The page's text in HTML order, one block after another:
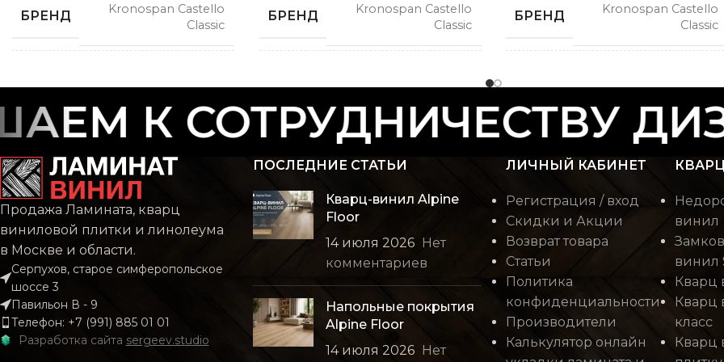
БРЕНД
Kronospan Castello
Classic
Замковой
КОЛЛЕКЦИЯ Castello Classic
КОЛИЧЕСТВО КВ. М В
УПАКОВКЕ
КЛАСС
БРЕНД
Kronospan Castello
Classic
Замковой
РИСУНОК
КОЛЛЕКЦИЯ Castello Classic
КОЛИЧЕСТВО КВ. М В
УПАКОВКЕ
КЛАСС
БРЕНД
Kronospan Castello
Classic
Замковой
КОЛЛЕКЦИЯ Castello Classic
КОЛИЧЕСТВО КВ. М В
УПАКОВКЕ
2.22
КЛАСС 32 класс
К СОТРУДНИЧЕСТВУ
Продажа Ламината, кварц
виниловой плитки и линолеума
в Москве и области.
Серпухов, старое симферопольское
шоссе 3
Павильон В - 9
Телефон: +7 (991) 885 01 01
Разработка сайта sergeev.studio
ПОСЛЕДНИЕ СТАТЬИ
Кварц-винил Alpine
Floor
14 июля 2026 Нет
комментариев
Напольные покрытия
Alpine Floor
14 июля 2026 Нет
ЛИЧНЫЙ КАБИНЕТ
Регистрация / вход
Скидки и Акции
Возврат товара
Статьи
Политика
конфиденциальности
Производители
Калькулятор онлайн
винил
винил
Кварц
Кварц
класс
Кварц